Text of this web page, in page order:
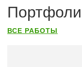
ВСЕ РАБОТЫ